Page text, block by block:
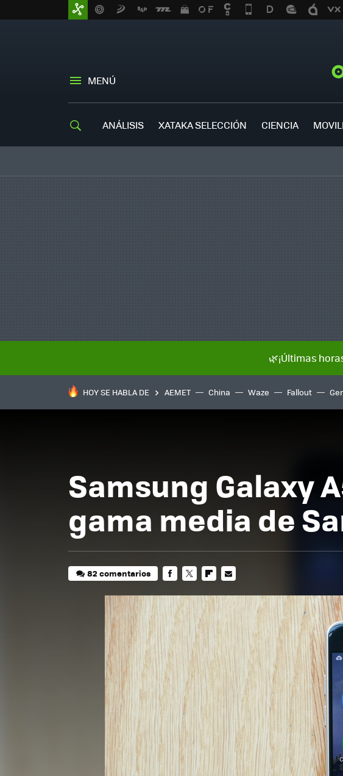
MENÚ
ANÁLISIS XATAKA SELECCIÓN CIENCIA
🌿¡Últimas
HOY SE HABLA DE AEMET China Waze Fallout
Samsung Galaxy
gama media de
82 comentarios
MAIL